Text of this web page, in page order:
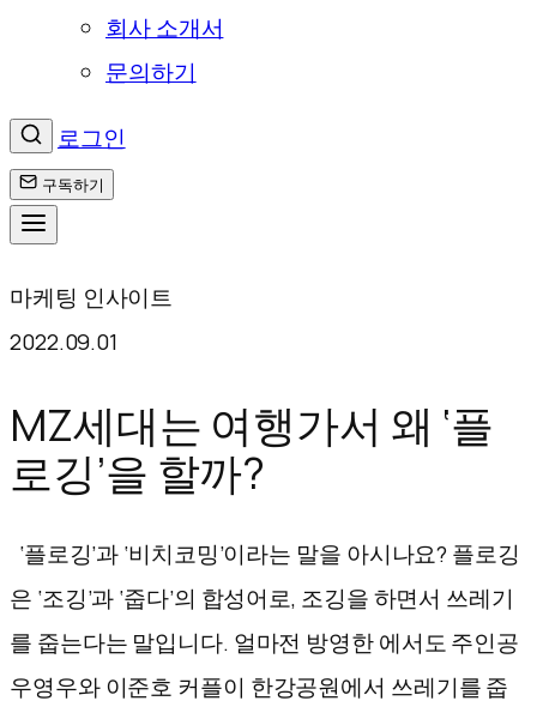
회사 소개서
문의하기
로그인
구독하기
텐
츠
로
바
로
가
기
마케팅 인사이트
2022.09.01
MZ세대는 여행가서 왜 ‘플
로깅’을 할까?
‘플로깅’과 ‘비치코밍’이라는 말을 아시나요? 플로깅
은 ‘조깅’과 ‘줍다’의 합성어로, 조깅을 하면서 쓰레기
를 줍는다는 말입니다. 얼마전 방영한 에서도 주인공
우영우와 이준호 커플이 한강공원에서 쓰레기를 줍